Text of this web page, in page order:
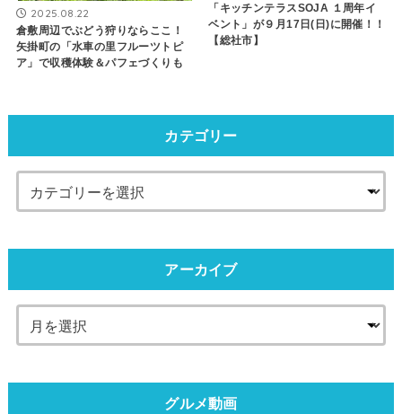
2025.08.22
倉敷周辺でぶどう狩りならここ！
矢掛町の「水車の里フルーツトピ
ア」で収穫体験＆パフェづくりも
「キッチンテラスSOJA １周年イ
ベント」が９月17日(日)に開催！！
【総社市】
カテゴリー
アーカイブ
グルメ動画